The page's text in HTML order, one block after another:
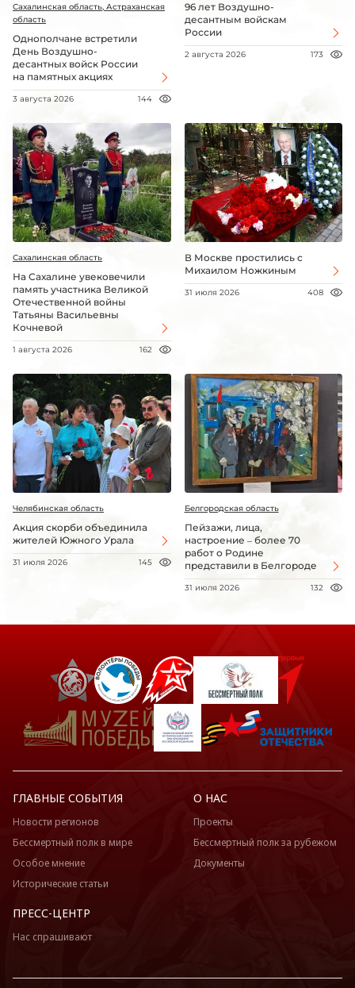
Сахалинская область, Астраханская
область
Однополчане встретили
День Воздушно-
десантных войск России
на памятных акциях
3 августа 2026 144
96 лет Воздушно-
десантным войскам
России
2 августа 2026 173
Сахалинская область
На Сахалине увековечили
память участника Великой
Отечественной войны
Татьяны Васильевны
Кочневой
1 августа 2026 162
В Москве простились с
Михаилом Ножкиным
31 июля 2026 408
Челябинская область
Акция скорби объединила
жителей Южного Урала
31 июля 2026 145
Белгородская область
Пейзажи, лица,
настроение – более 70
работ о Родине
представили в Белгороде
31 июля 2026 132
ГЛАВНЫЕ СОБЫТИЯ
Новости регионов
Бессмертный полк в мире
Особое мнение
Исторические статьи
О НАС
Проекты
Бессмертный полк за рубежом
Документы
ПРЕСС-ЦЕНТР
Нас спрашивают